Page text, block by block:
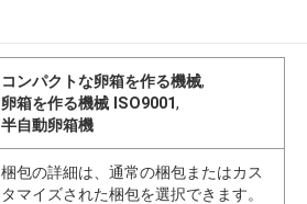
コンパクトな卵箱を作る機械,
卵箱を作る機械 ISO9001,
半自動卵箱機
梱包の詳細は、通常の梱包またはカス
タマイズされた梱包を選択できます。